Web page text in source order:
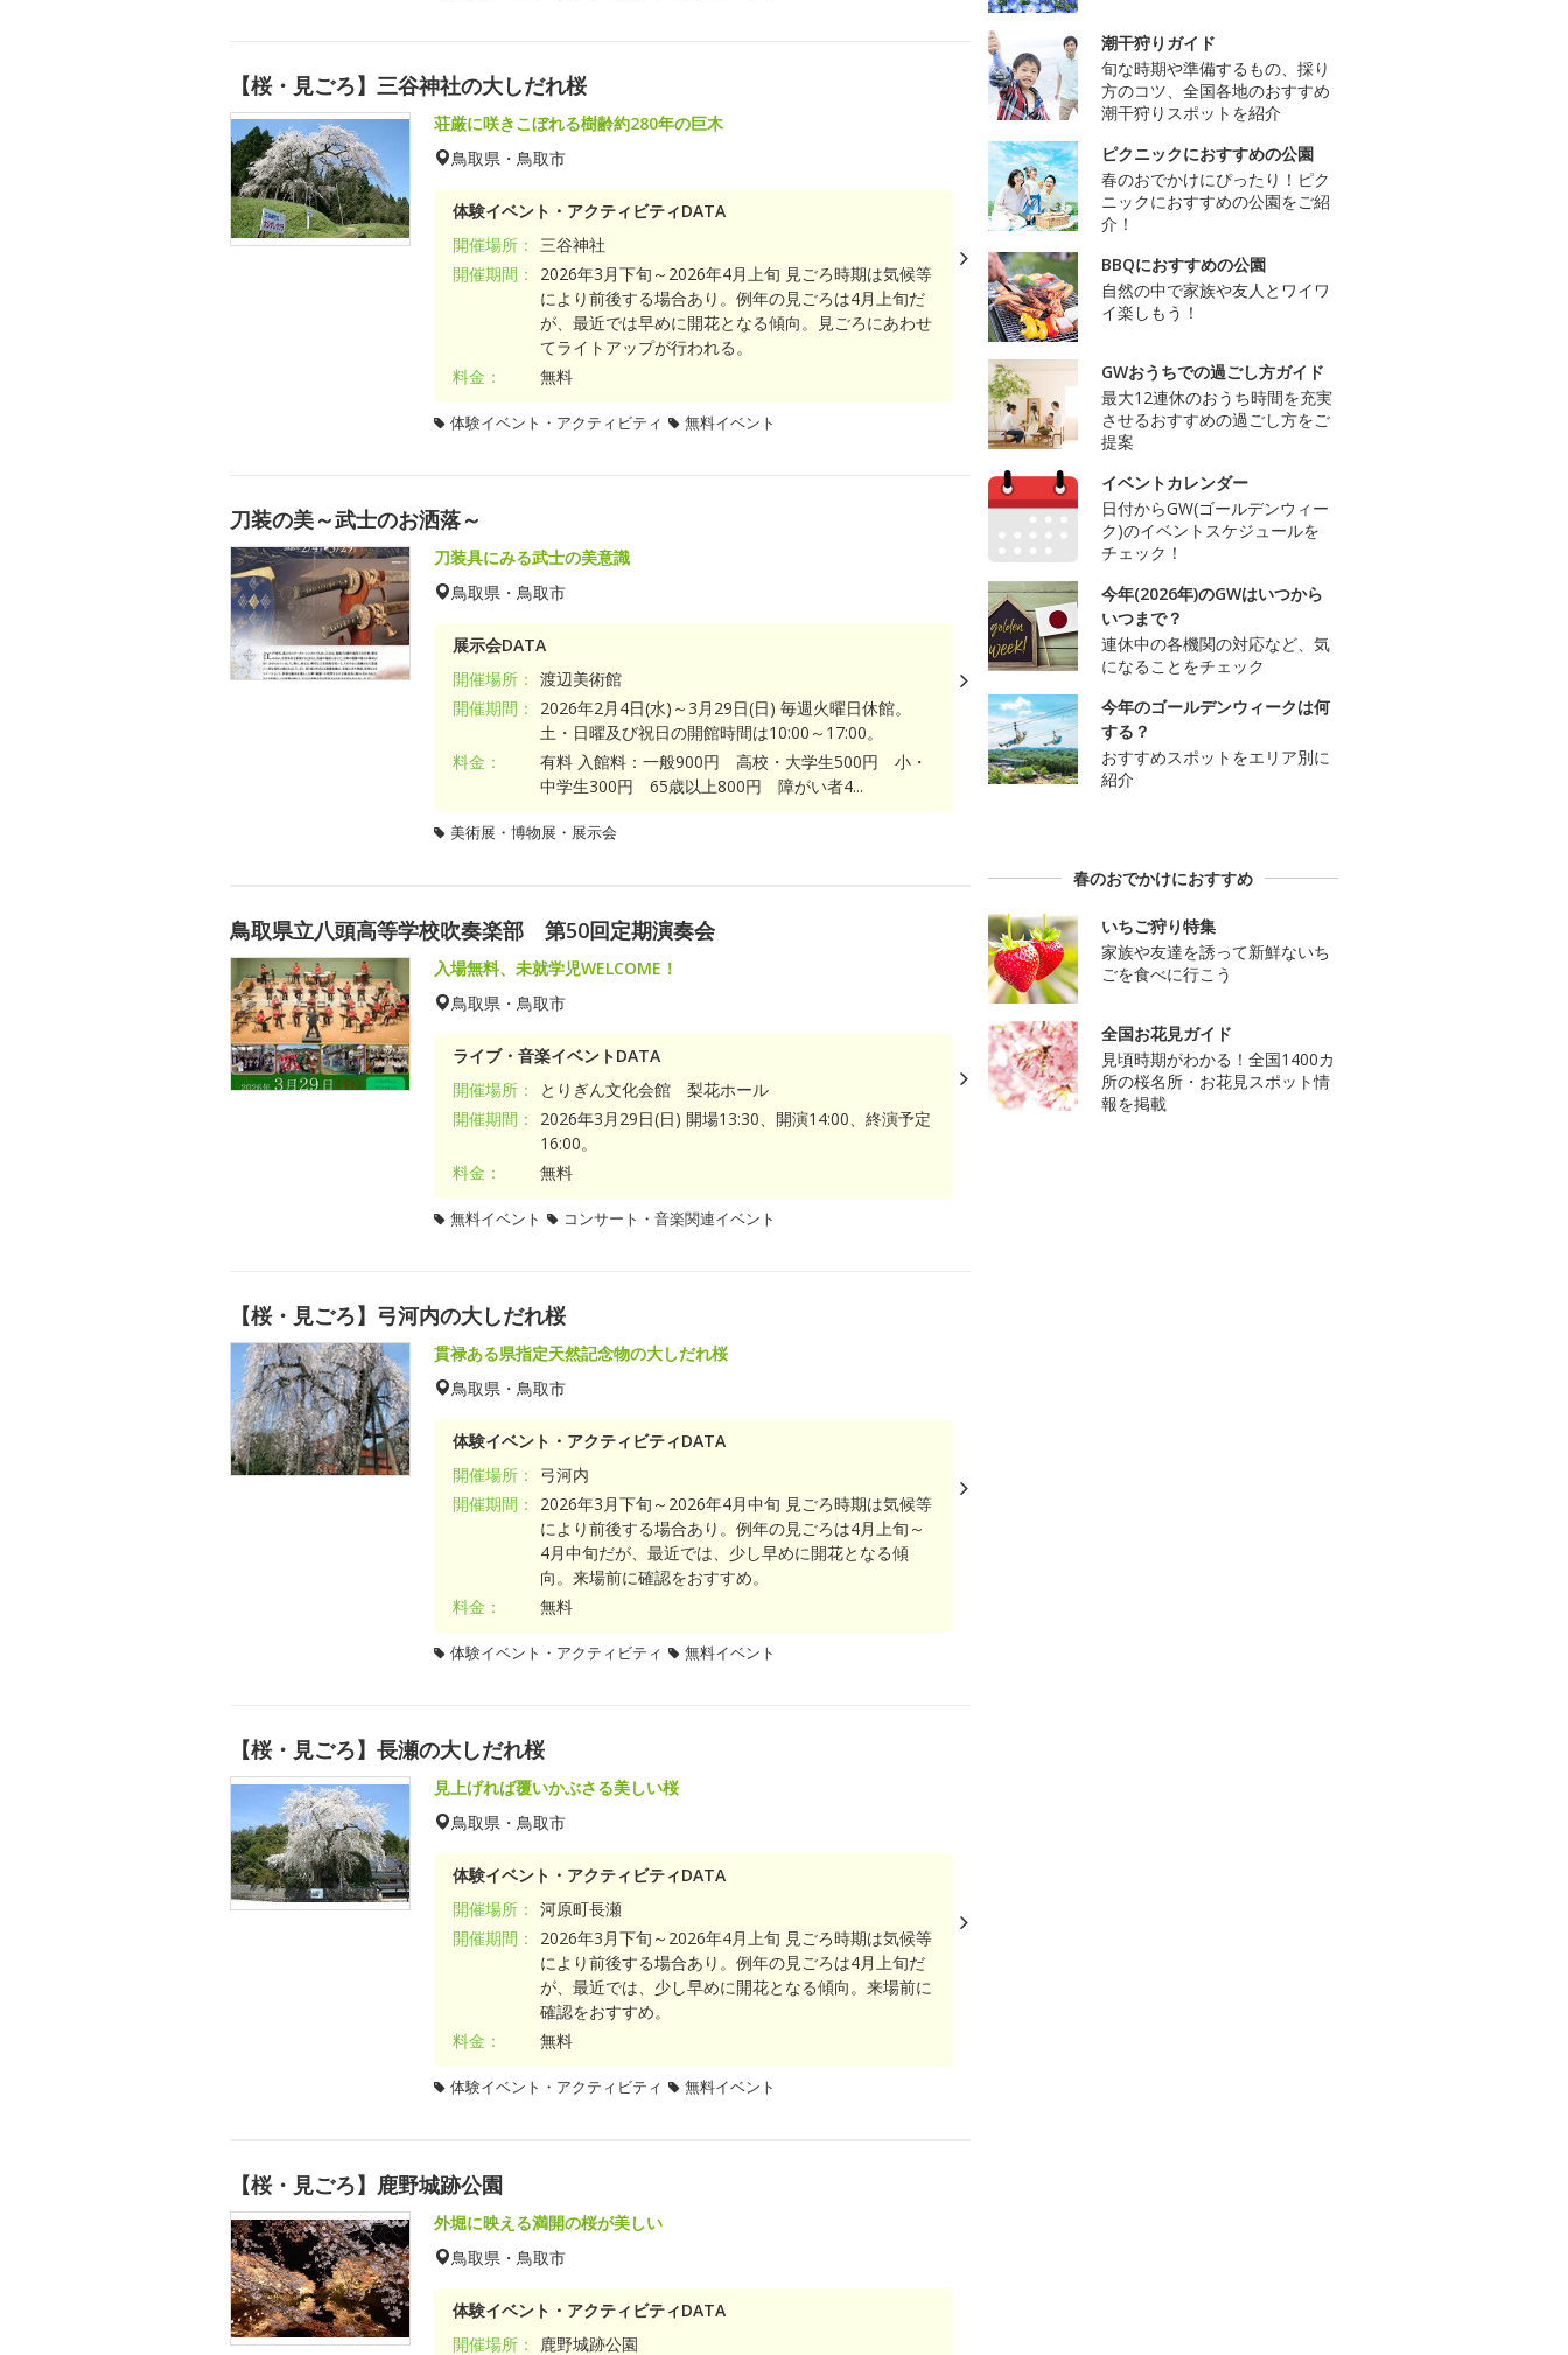
【桜・見ごろ】三谷神社の大しだれ桜
荘厳に咲きこぼれる樹齢約280年の巨木
鳥取県・鳥取市
体験イベント・アクティビティDATA
開催場所：
三谷神社
開催期間：
2026年3月下旬～2026年4月上旬 見ごろ時期は気候等
により前後する場合あり。例年の見ごろは4月上旬だ
が、最近では早めに開花となる傾向。見ごろにあわせ
てライトアップが行われる。
料金：
無料
体験イベント・アクティビティ 無料イベント
刀装の美～武士のお洒落～
刀装具にみる武士の美意識
鳥取県・鳥取市
展示会DATA
開催場所： 渡辺美術館
開催期間：
2026年2月4日(水)～3月29日(日) 毎週火曜日休館。
土・日曜及び祝日の開館時間は10:00～17:00。
料金：
有料 入館料：一般900円 高校・大学生500円 小・
中学生300円 65歳以上800円 障がい者4...
美術展・博物展・展示会
鳥取県立八頭高等学校吹奏楽部 第50回定期演奏会
入場無料、未就学児WELCOME！
鳥取県・鳥取市
ライブ・音楽イベントDATA
開催場所：
とりぎん文化会館 梨花ホール
開催期間：
2026年3月29日(日) 開場13:30、開演14:00、終演予定
16:00。
料金：
無料
無料イベント コンサート・音楽関連イベント
【桜・見ごろ】弓河内の大しだれ桜
貫禄ある県指定天然記念物の大しだれ桜
鳥取県・鳥取市
体験イベント・アクティビティDATA
開催場所：
弓河内
開催期間：
2026年3月下旬～2026年4月中旬 見ごろ時期は気候等
により前後する場合あり。例年の見ごろは4月上旬～
4月中旬だが、最近では、少し早めに開花となる傾
向。来場前に確認をおすすめ。
料金：
無料
体験イベント・アクティビティ 無料イベント
【桜・見ごろ】長瀬の大しだれ桜
見上げれば覆いかぶさる美しい桜
鳥取県・鳥取市
体験イベント・アクティビティDATA
開催場所： 河原町長瀬
開催期間：
2026年3月下旬～2026年4月上旬 見ごろ時期は気候等
により前後する場合あり。例年の見ごろは4月上旬だ
が、最近では、少し早めに開花となる傾向。来場前に
確認をおすすめ。
料金：
無料
体験イベント・アクティビティ 無料イベント
【桜・見ごろ】鹿野城跡公園
外堀に映える満開の桜が美しい
鳥取県・鳥取市
体験イベント・アクティビティDATA
開催場所：
鹿野城跡公園
潮干狩りガイド
旬な時期や準備するもの、採り
方のコツ、全国各地のおすすめ
潮干狩りスポットを紹介
ピクニックにおすすめの公園
春のおでかけにぴったり！ピク
ニックにおすすめの公園をご紹
介！
BBQにおすすめの公園
自然の中で家族や友人とワイワ
イ楽しもう！
GWおうちでの過ごし方ガイド
最大12連休のおうち時間を充実
させるおすすめの過ごし方をご
提案
イベントカレンダー
日付からGW(ゴールデンウィー
ク)のイベントスケジュールを
チェック！
今年(2026年)のGWはいつから
いつまで？
連休中の各機関の対応など、気
になることをチェック
今年のゴールデンウィークは何
する？
おすすめスポットをエリア別に
紹介
春のおでかけにおすすめ
いちご狩り特集
家族や友達を誘って新鮮ないち
ごを食べに行こう
全国お花見ガイド
見頃時期がわかる！全国1400カ
所の桜名所・お花見スポット情
報を掲載